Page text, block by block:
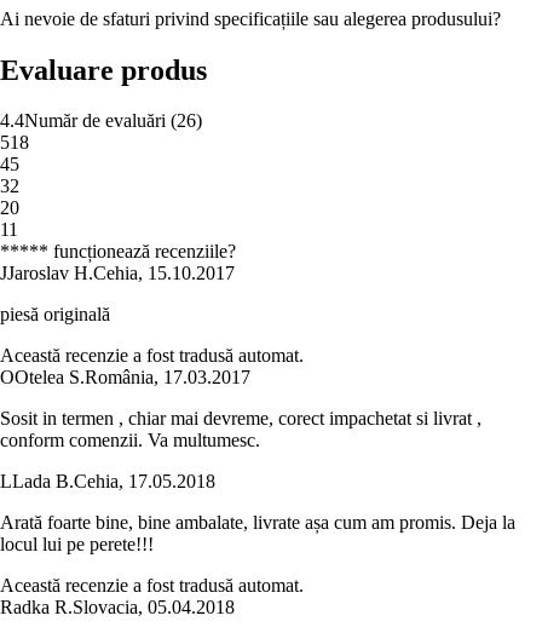
Ai nevoie de sfaturi privind specificațiile sau alegerea produsului?
Evaluare produs
4.4Număr de evaluări (26)
518
45
32
20
11
***** funcționează recenziile?
JJaroslav H.Cehia, 15.10.2017
piesă originală
Această recenzie a fost tradusă automat.
OOtelea S.România, 17.03.2017
Sosit in termen , chiar mai devreme, corect impachetat si livrat ,
conform comenzii. Va multumesc.
LLada B.Cehia, 17.05.2018
Arată foarte bine, bine ambalate, livrate așa cum am promis. Deja la
locul lui pe perete!!!
Această recenzie a fost tradusă automat.
Radka R.Slovacia, 05.04.2018